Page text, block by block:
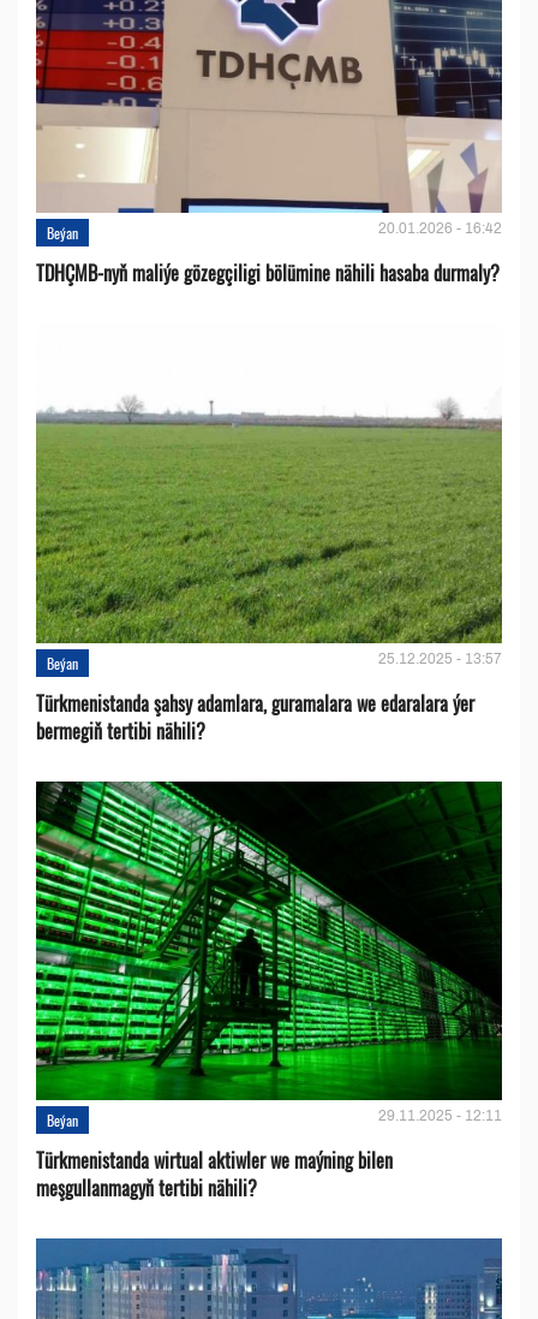
Beýan 20.01.2026 - 16:42
TDHÇMB-nyň maliýe gözegçiligi bölümine nähili hasaba durmaly?
Beýan 25.12.2025 - 13:57
Türkmenistanda şahsy adamlara, guramalara we edaralara ýer
bermegiň tertibi nähili?
Beýan 29.11.2025 - 12:11
Türkmenistanda wirtual aktiwler we maýning bilen
meşgullanmagyň tertibi nähili?